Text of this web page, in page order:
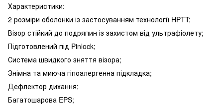
Характеристики:
2 розміри оболонки із застосуванням технології HPTT;
Візор стійкий до подряпин із захистом від ультрафіолету;
Підготовлений під Pinlock;
Система швидкого зняття візора;
Знімна та миюча гіпоалергенна підкладка;
Дефлектор дихання;
Багатошарова EPS;